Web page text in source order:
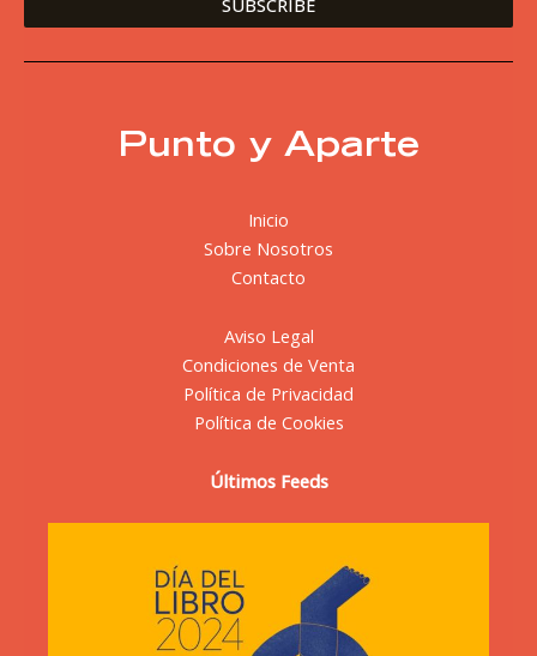
Punto y Aparte
Inicio
Sobre Nosotros
Contacto
Aviso Legal
Condiciones de Venta
Política de Privacidad
Política de Cookies
Últimos Feeds